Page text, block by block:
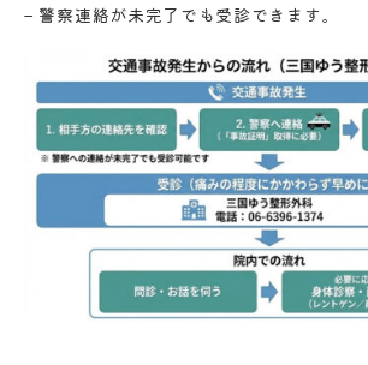
– 警察連絡が未完了でも受診できます。